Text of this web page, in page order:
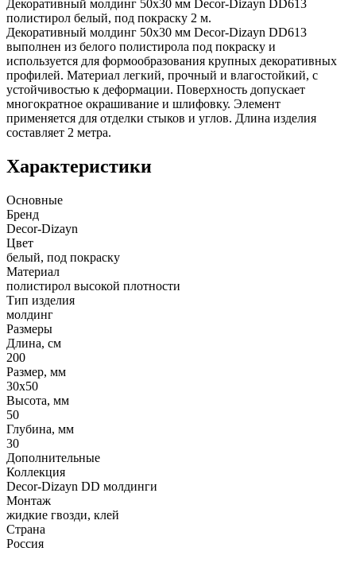
Декоративный молдинг 50х30 мм Decor-Dizayn DD613
полистирол белый, под покраску 2 м.
Декоративный молдинг 50х30 мм Decor-Dizayn DD613
выполнен из белого полистирола под покраску и
используется для формообразования крупных декоративных
профилей. Материал легкий, прочный и влагостойкий, с
устойчивостью к деформации. Поверхность допускает
многократное окрашивание и шлифовку. Элемент
применяется для отделки стыков и углов. Длина изделия
составляет 2 метра.
Характеристики
Основные
Бренд
Decor-Dizayn
Цвет
белый, под покраску
Материал
полистирол высокой плотности
Тип изделия
молдинг
Размеры
Длина, см
200
Размер, мм
30х50
Высота, мм
50
Глубина, мм
30
Дополнительные
Коллекция
Decor-Dizayn DD молдинги
Монтаж
жидкие гвозди, клей
Страна
Россия